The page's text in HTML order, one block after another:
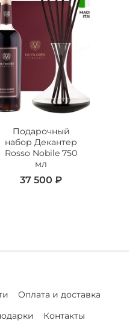
Подарочный
набор Декантер
Rosso Nobile 750
мл
37 500 ₽
Оплата и доставка
Контакты